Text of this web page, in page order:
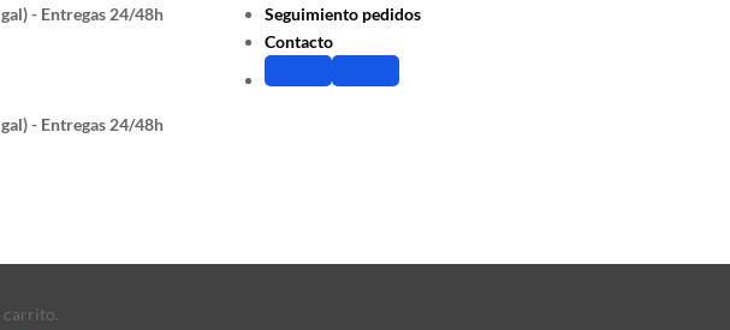
- Entregas 24/48h
Seguimiento pedidos
Contacto
- Entregas 24/48h
carrito.